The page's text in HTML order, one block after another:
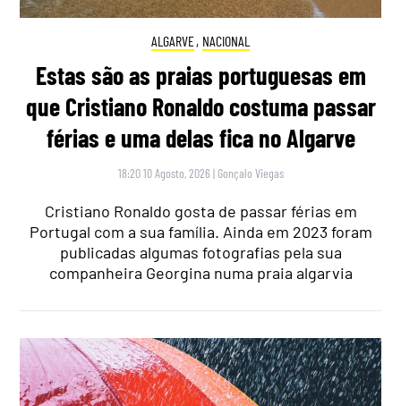
ALGARVE, NACIONAL
Estas são as praias portuguesas em
que Cristiano Ronaldo costuma passar
férias e uma delas fica no Algarve
18:20 10 Agosto, 2026 | Gonçalo Viegas
Cristiano Ronaldo gosta de passar férias em
Portugal com a sua família. Ainda em 2023 foram
publicadas algumas fotografias pela sua
companheira Georgina numa praia algarvia